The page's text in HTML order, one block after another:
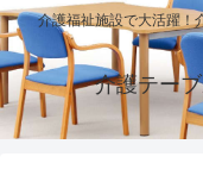
介護福祉施設で大活躍！
介護テー